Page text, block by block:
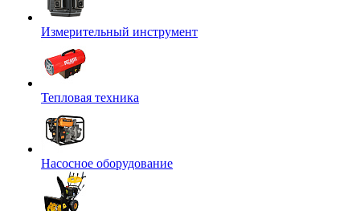
Измерительный инструмент
Тепловая техника
Насосное оборудование